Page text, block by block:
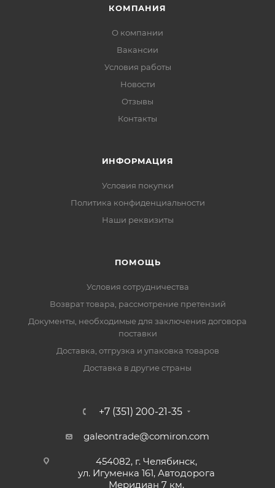
КОМПАНИЯ
О компании
Вакансии
Условия работы
Новости
Отзывы
Контакты
ИНФОРМАЦИЯ
Условия покупки
Политика конфиденциальности
Наши реквизиты
ПОМОЩЬ
Условия сотрудничества
Возврат товара, рассмотрение претензий
Документы, необходимые для заключения договора
поставки
Доставка, отгрузка и упаковка товаров
Доставка в другие страны
+7 (351) 200-21-35
galeontrade@comiron.com
454082, г. Челябинск,
ул. Игуменка 161, Автодорога
Меридиан 7 км,